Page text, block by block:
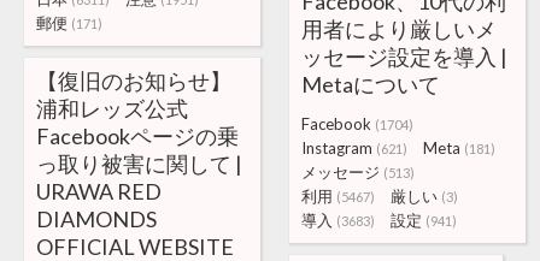
郵便 (171)
用者により厳しいメ
ッセージ設定を導入 |
Metaについて
Facebook (1704)
Instagram (621) Meta (181)
メッセージ (513)
利用 (5467) 厳しい (3)
導入 (3683) 設定 (941)
【復旧のお知らせ】
浦和レッズ公式
Facebookページの乗
っ取り被害に関して |
URAWA RED
DIAMONDS
OFFICIAL WEBSITE